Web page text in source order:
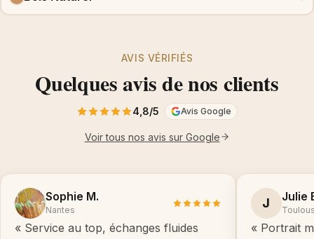
AVIS VÉRIFIÉS
Quelques avis de nos clients
4,8/5 Avis Google
Voir tous nos avis sur Google
Sophie M.
Nantes
« Service au top, échanges fluides
J Julie
« Portrait